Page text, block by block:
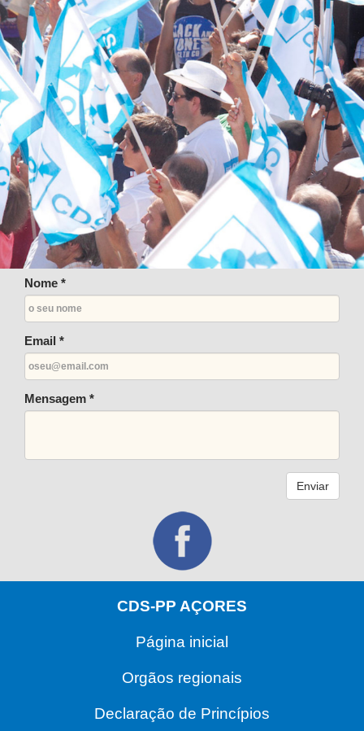
Nome *
Email *
Mensagem *
Enviar
CDS-PP AÇORES
Página inicial
Orgãos regionais
Declaração de Princípios